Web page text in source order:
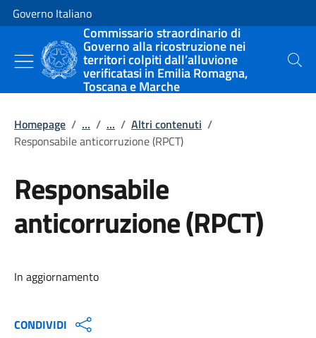
Vai al contenuto
Vai alla navigazione del sito
Governo Italiano
Commissario straordinario di
Governo alla ricostruzione nei
territori colpiti dall’alluvione
verificatasi in Emilia Romagna,
Toscana e Marche
Cerca
Homepage / ... / ... / Altri contenuti /
Responsabile anticorruzione (RPCT)
Responsabile
anticorruzione (RPCT)
In aggiornamento
CONDIVIDI